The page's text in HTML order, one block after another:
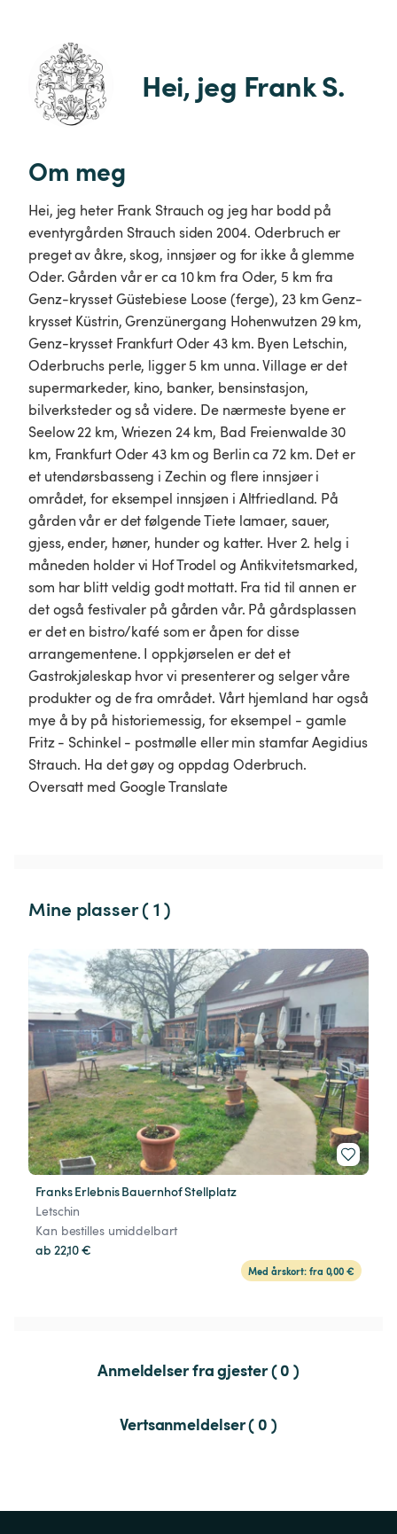
Hei, jeg Frank S.
Om meg
Hei, jeg heter Frank Strauch og jeg har bodd på
eventyrgården Strauch siden 2004. Oderbruch er
preget av åkre, skog, innsjøer og for ikke å glemme
Oder. Gården vår er ca 10 km fra Oder, 5 km fra
Genz-krysset Güstebiese Loose (ferge), 23 km Genz-
krysset Küstrin, Grenzünergang Hohenwutzen 29 km,
Genz-krysset Frankfurt Oder 43 km. Byen Letschin,
Oderbruchs perle, ligger 5 km unna. Village er det
supermarkeder, kino, banker, bensinstasjon,
bilverksteder og så videre. De nærmeste byene er
Seelow 22 km, Wriezen 24 km, Bad Freienwalde 30
km, Frankfurt Oder 43 km og Berlin ca 72 km. Det er
et utendørsbasseng i Zechin og flere innsjøer i
området, for eksempel innsjøen i Altfriedland. På
gården vår er det følgende Tiete lamaer, sauer,
gjess, ender, høner, hunder og katter. Hver 2. helg i
måneden holder vi Hof Trodel og Antikvitetsmarked,
som har blitt veldig godt mottatt. Fra tid til annen er
det også festivaler på gården vår. På gårdsplassen
er det en bistro/kafé som er åpen for disse
arrangementene. I oppkjørselen er det et
Gastrokjøleskap hvor vi presenterer og selger våre
produkter og de fra området. Vårt hjemland har også
mye å by på historiemessig, for eksempel - gamle
Fritz - Schinkel - postmølle eller min stamfar Aegidius
Strauch. Ha det gøy og oppdag Oderbruch.
Oversatt med Google Translate
Mine plasser ( 1 )
Franks Erlebnis Bauernhof Stellplatz
Letschin
Kan bestilles umiddelbart
ab 22,10 €
Med årskort: fra 0,00 €
Anmeldelser fra gjester ( 0 )
Vertsanmeldelser ( 0 )